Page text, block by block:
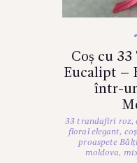
Coș cu
Eucalipt –
într-
33 trandafiri roz,
floral elegant, coș
proaspete Bălți
moldova,